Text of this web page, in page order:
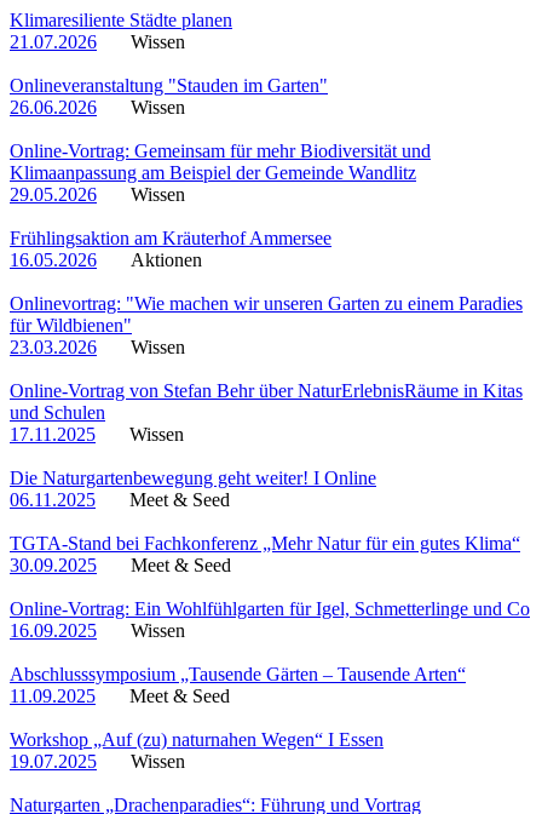
Klimaresiliente Städte planen
21.07.2026
Wissen
Onlineveranstaltung "Stauden im Garten"
26.06.2026
Wissen
Online-Vortrag: Gemeinsam für mehr Biodiversität und
Klimaanpassung am Beispiel der Gemeinde Wandlitz
29.05.2026
Wissen
Frühlingsaktion am Kräuterhof Ammersee
16.05.2026
Aktionen
Onlinevortrag: "Wie machen wir unseren Garten zu einem Paradies
für Wildbienen"
23.03.2026
Wissen
Online-Vortrag von Stefan Behr über NaturErlebnisRäume in Kitas
und Schulen
17.11.2025
Wissen
Die Naturgartenbewegung geht weiter! I Online
06.11.2025
Meet & Seed
TGTA-Stand bei Fachkonferenz „Mehr Natur für ein gutes Klima“
30.09.2025
Meet & Seed
Online-Vortrag: Ein Wohlfühlgarten für Igel, Schmetterlinge und Co
16.09.2025
Wissen
Abschlusssymposium „Tausende Gärten – Tausende Arten“
11.09.2025
Meet & Seed
Workshop „Auf (zu) naturnahen Wegen“ I Essen
19.07.2025
Wissen
Naturgarten „Drachenparadies“: Führung und Vortrag